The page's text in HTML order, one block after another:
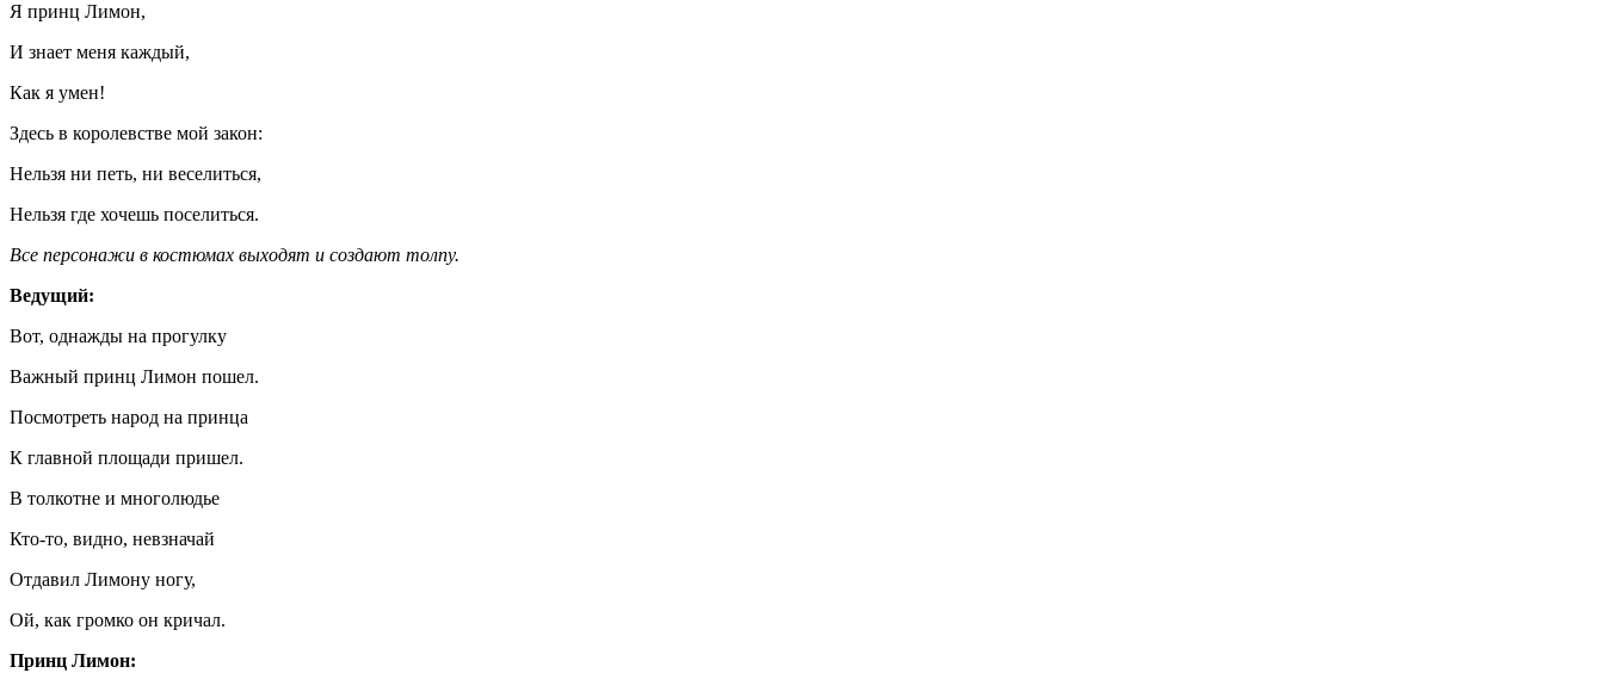
Я принц Лимон,
И знает меня каждый,
Как я умен!
Здесь в королевстве мой закон:
Нельзя ни петь, ни веселиться,
Нельзя где хочешь поселиться.
Все персонажи в костюмах выходят и создают толпу.
Ведущий:
Вот, однажды на прогулку
Важный принц Лимон пошел.
Посмотреть народ на принца
К главной площади пришел.
В толкотне и многолюдье
Кто-то, видно, невзначай
Отдавил Лимону ногу,
Ой, как громко он кричал.
Принц Лимон: